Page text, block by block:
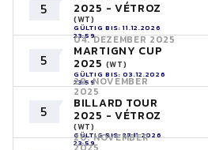
5 2025 - VÉTROZ
(WT)
GÜLTIG BIS: 11.12.2026
23:59
5
04. DEZEMBER 2025
MARTIGNY CUP
2025 (WT)
GÜLTIG BIS: 03.12.2026
23:59
5
28. NOVEMBER
2025
BILLARD TOUR
2025 - VÉTROZ
(WT)
GÜLTIG BIS: 27.11.2026
23:59
20. NOVEMBER